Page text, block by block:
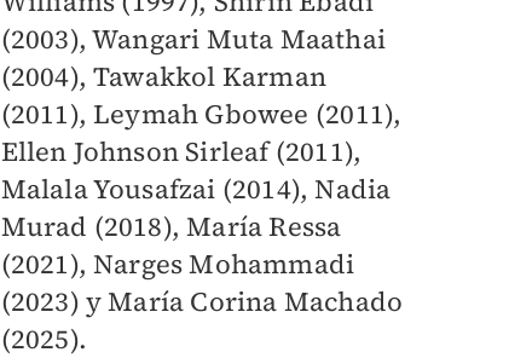
(2003), Wangari Muta Maathai
(2004), Tawakkol Karman
(2011), Leymah Gbowee (2011),
Ellen Johnson Sirleaf (2011),
Malala Yousafzai (2014), Nadia
Murad (2018), María Ressa
(2021), Narges Mohammadi
(2023) y María Corina Machado
(2025).